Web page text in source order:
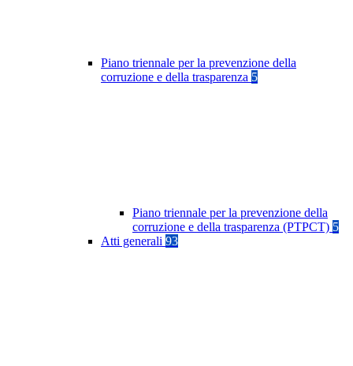
Piano triennale per la prevenzione della
corruzione e della trasparenza 5
Piano triennale per la prevenzione della
corruzione e della trasparenza (PTPCT) 5
Atti generali 93